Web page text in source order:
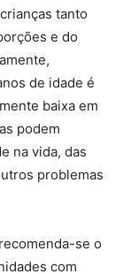
tanto
e do
de idade é
baixa em
podem
na vida, das
problemas
se o
com